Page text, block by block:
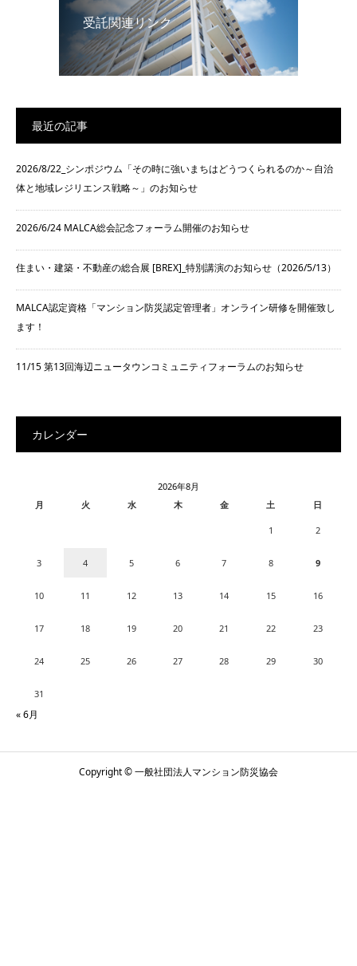
受託関連リンク
最近の記事
2026/8/22_シンポジウム「その時に強いまちはどうつくられるのか～自治
体と地域レジリエンス戦略～」のお知らせ
2026/6/24 MALCA総会記念フォーラム開催のお知らせ
住まい・建築・不動産の総合展 [BREX]_特別講演のお知らせ（2026/5/13）
MALCA認定資格「マンション防災認定管理者」オンライン研修を開催致し
ます！
11/15 第13回海辺ニュータウンコミュニティフォーラムのお知らせ
カレンダー
2026年8月
月
火 水 木 金 土 日
1 2
3 4 5 6 7 8 9
10 11 12 13 14 15 16
17 18 19 20 21 22 23
24 25 26 27 28 29 30
31
« 6月
Copyright © 一般社団法人マンション防災協会